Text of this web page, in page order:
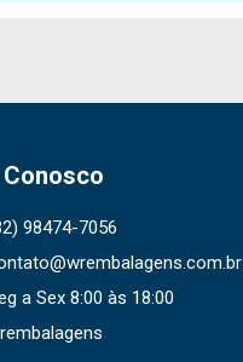
Conosco
98474-7056
a Sex 8:00 às 18:00